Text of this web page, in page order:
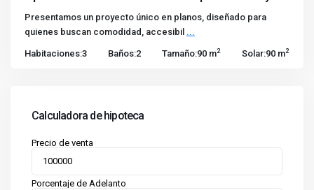
Presentamos un proyecto único en planos, diseñado para
quienes buscan comodidad, accesibil ...
Habitaciones:3 Baños:2 Tamaño:90 m2 Solar:90 m2
Calculadora de hipoteca
Precio de venta
Porcentaje de Adelanto